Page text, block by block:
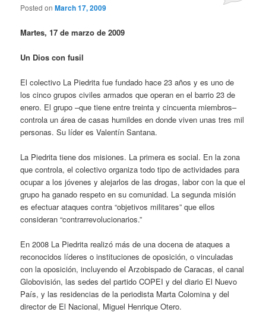
Posted onMarch 17, 2009
Martes, 17 de marzo de 2009
Un Dios con fusil
El colectivo La Piedrita fue fundado hace 23 años y es uno de
los cinco grupos civiles armados que operan en el barrio 23 de
enero. El grupo –que tiene entre treinta y cincuenta miembros–
controla un área de casas humildes en donde viven unas tres mil
personas. Su líder es Valentín Santana.
La Piedrita tiene dos misiones. La primera es social. En la zona
que controla, el colectivo organiza todo tipo de actividades para
ocupar a los jóvenes y alejarlos de las drogas, labor con la que el
grupo ha ganado respeto en su comunidad. La segunda misión
es efectuar ataques contra “objetivos militares” que ellos
consideran “contrarrevolucionarios.”
En 2008 La Piedrita realizó más de una docena de ataques a
reconocidos líderes o instituciones de oposición, o vinculadas
con la oposición, incluyendo el Arzobispado de Caracas, el canal
Globovisión, las sedes del partido COPEI y del diario El Nuevo
País, y las residencias de la periodista Marta Colomina y del
director de El Nacional, Miguel Henrique Otero.